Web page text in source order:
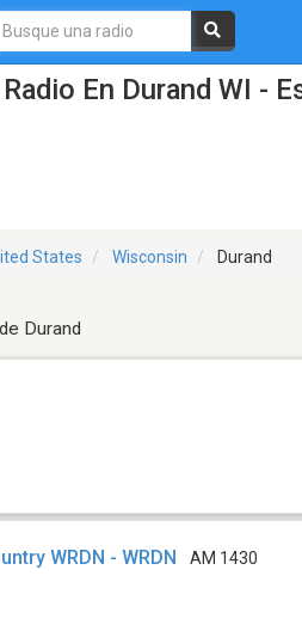
En Durand WI -
States Wisconsin Durand
Durand
WRDN - WRDN AM 1430